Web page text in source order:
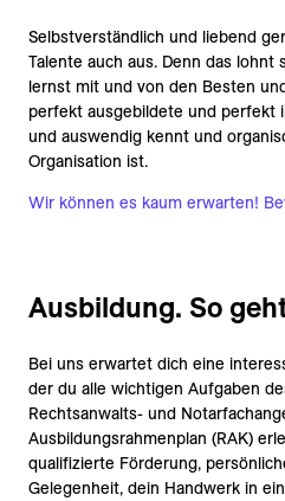
Selbstverständlich und liebend
Talente auch aus. Denn das
lernst mit und von den Besten
perfekt ausgebildete und perfekt
und auswendig kennt und
Organisation ist.
Wir können es kaum erwarten!
Ausbildung. So
Bei uns erwartet dich eine
der du alle wichtigen Aufgaben
Rechtsanwalts- und
Ausbildungsrahmenplan (RAK)
qualifizierte Förderung,
Gelegenheit, dein Handwerk in